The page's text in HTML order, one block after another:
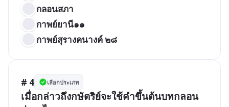
กลอนสภา
กาพย์ยานี๑๑
กาพย์สุรางคนางค์ ๒๘
# 4 เลือกประเภท
เมื่อกล่าวถึงกษัตริย์จะใช้คำขึ้นต้นบทกลอน